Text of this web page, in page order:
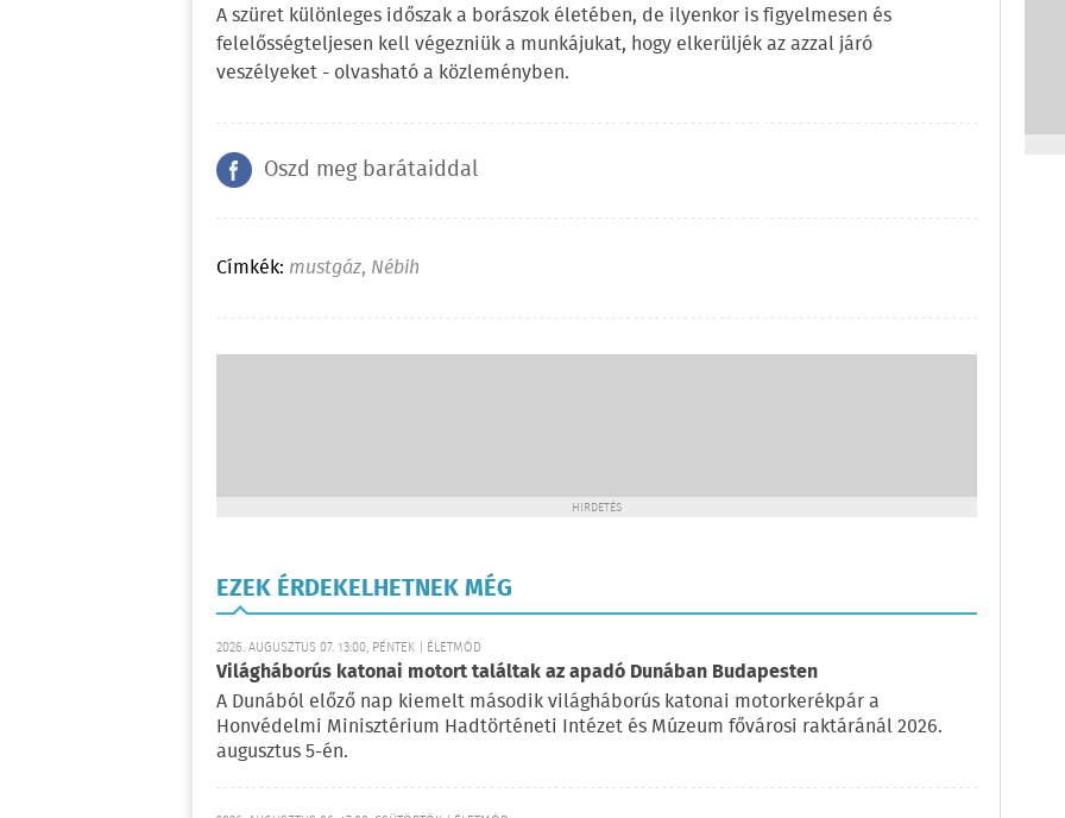
A szüret különleges időszak a borászok életében, de ilyenkor is figyelmesen és
felelősségteljesen kell végezniük a munkájukat, hogy elkerüljék az azzal járó
veszélyeket - olvasható a közleményben.
Oszd meg barátaiddal
Címkék: mustgáz, Nébih
HIRDETÉS
EZEK ÉRDEKELHETNEK MÉG
2026. AUGUSZTUS 07. 13:00, PÉNTEK | ÉLETMÓD
Világháborús katonai motort találtak az apadó Dunában Budapesten
A Dunából előző nap kiemelt második világháborús katonai motorkerékpár a
Honvédelmi Minisztérium Hadtörténeti Intézet és Múzeum fővárosi raktáránál 2026.
augusztus 5-én.